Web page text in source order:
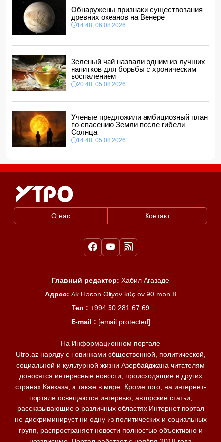
представителей, одного назначил на новую должность
14:00, 06.08.2026
Прогноз погоды в Азербайджане на 7 августа
12:48, 06.08.2026
гибелью граждан Азербайджана в Азовском и Чёрном
морях
12:40, 06.08.2026
Обнаружены признаки существования
древних океанов на Венере
14:48, 06.08.2026
Зеленый чай назвали одним из лучших
напитков для борьбы с хроническим
воспалением
20:48, 05.08.2026
Ученые предложили амбициозный план
по спасению Земли после гибели
Солнца
14:48, 05.08.2026
О нас Контакт
Главный редактор: Хабил Агазаде
Адрес: Ak.Həsən Əliyev küç ev 90 mən 8
Тел : +994 50 281 67 69
E-mail : [email protected]
На Информационном портале
Utro.az наряду с новинками общественной, политической,
социальной и культурной жизни Азербайджана читателям
доносятся интересные новости, происходящие в других
странах Кавказа, а также в мире. Кроме того, на интернет-
портале освещаются интервью, авторские статьи,
рассказывающие о различных областях Интернет портал
не дискриминирует ни одну из политических и социальных
групп, распространяет новости полностью объективно и